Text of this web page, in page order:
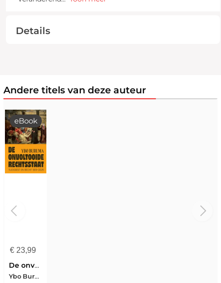
Details
Andere titels van deze auteur
€23,99
eBook
De onvoltooide rechtsstaat
Ybo Buruma